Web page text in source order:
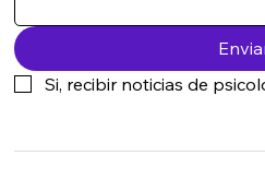
Si, recibir noticias de